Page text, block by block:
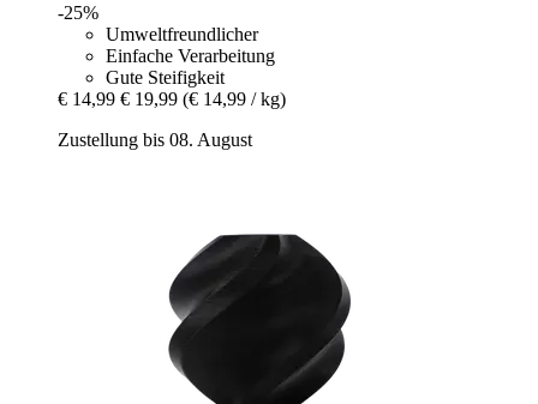
-25%
Umweltfreundlicher
Einfache Verarbeitung
Gute Steifigkeit
€ 14,99 € 19,99 (€ 14,99 / kg)
Zustellung bis 08. August